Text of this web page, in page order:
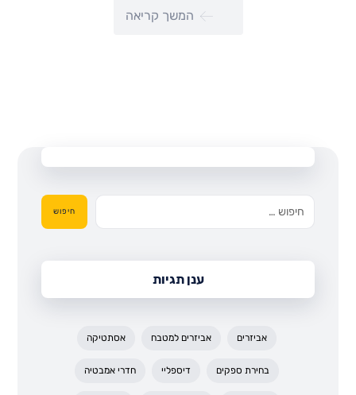
המשך קריאה
חיפוש
ענן תגיות
אביזרים אביזרים למטבח אסתטיקה
בחירת ספקים דיספליי חדרי אמבטיה